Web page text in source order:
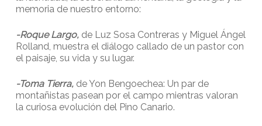
memoria de nuestro entorno:
-Roque Largo,de Luz Sosa Contreras y Miguel Ángel
Rolland, muestra el diálogo callado de un pastor con
el paisaje, su vida y su lugar.
-Toma Tierra,de Yon Bengoechea: Un par de
montañistas pasean por el campo mientras valoran
la curiosa evolución del Pino Canario.